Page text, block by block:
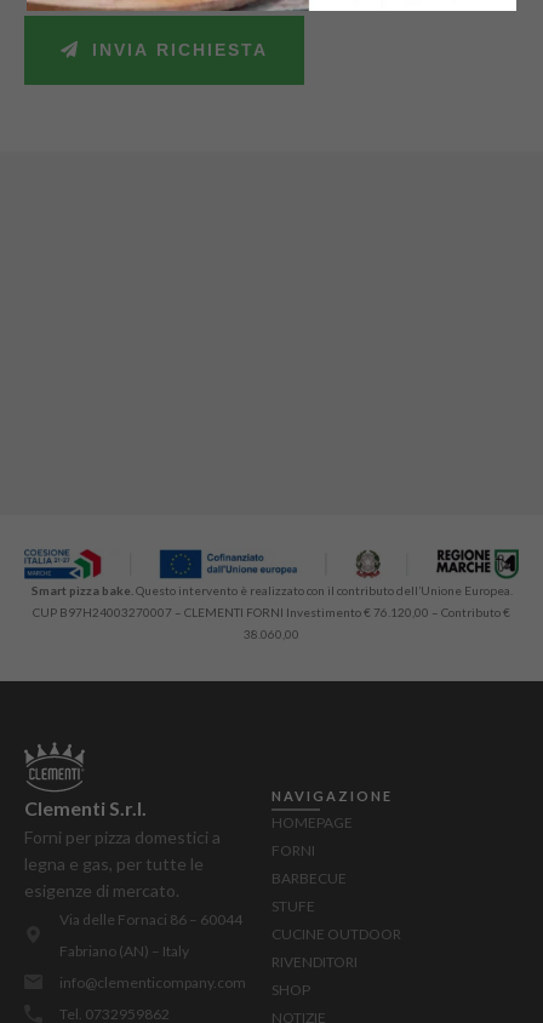
INVIA RICHIESTA
Smart pizza bake. Questo intervento è realizzato con il contributo dell’Unione Europea.
CUP B97H24003270007 – CLEMENTI FORNI Investimento € 76.120,00 – Contributo €
38.060,00
Clementi S.r.l.
Forni per pizza domestici a
legna e gas, per tutte le
esigenze di mercato.
Via delle Fornaci 86 – 60044
Fabriano (AN) – Italy
info@clementicompany.com
Tel. 0732959862
NAVIGAZIONE
HOMEPAGE
FORNI
BARBECUE
STUFE
CUCINE OUTDOOR
RIVENDITORI
SHOP
NOTIZIE